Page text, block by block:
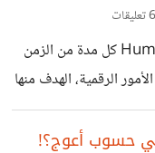
###بدايةً: يقدم موقع Humble Bundle كل مدة من الزمن
الرقمية، الهدف منها
المجالات، فتجد أنهم
وأخرى لمرض
حسوب أعوج؟!